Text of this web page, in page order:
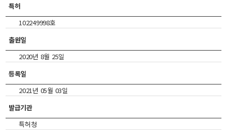
특허
102249998호
출원일
2020년 8월 25일
등록일
2021년 05월 03일
발급기관
특허청